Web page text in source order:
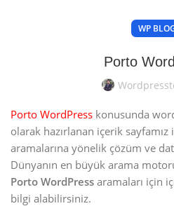
WP
Porto
Porto WordPress konusunda
olarak hazırlanan içerik sayfamız
aramalarına yönelik çözüm ve
Dünyanın en büyük arama
Porto WordPress aramaları için
bilgi alabilirsiniz.